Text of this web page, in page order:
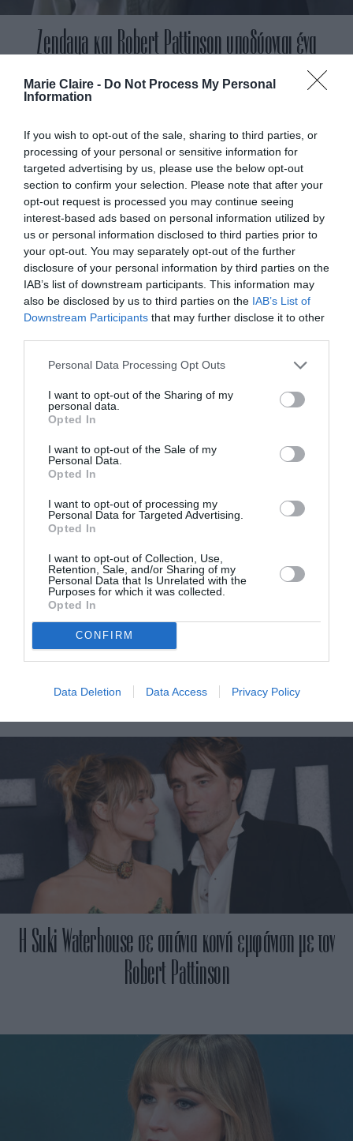
Marie Claire - Do Not Process My Personal
Information
If you wish to opt-out of the sale, sharing to third parties, or
processing of your personal or sensitive information for
targeted advertising by us, please use the below opt-out
section to confirm your selection. Please note that after your
opt-out request is processed you may continue seeing
interest-based ads based on personal information utilized by
us or personal information disclosed to third parties prior to
your opt-out. You may separately opt-out of the further
disclosure of your personal information by third parties on the
IAB’s list of downstream participants. This information may
also be disclosed by us to third parties on the IAB’s List of
Downstream Participants that may further disclose it to other
Personal Data Processing Opt Outs
I want to opt-out of the Sharing of my
personal data.
Opted In
I want to opt-out of the Sale of my
Personal Data.
Opted In
I want to opt-out of processing my
Personal Data for Targeted Advertising.
Opted In
I want to opt-out of Collection, Use,
Retention, Sale, and/or Sharing of my
Personal Data that Is Unrelated with the
Purposes for which it was collected.
Opted In
CONFIRM
Data Deletion Data Access Privacy Policy
Zendaya και Robert Pattinson υποδύονται ένα
αρραβωνιασμένο ζευγάρι του οποίου η σχέση
εκτροχιάζεται σε ένα νέο δράμα
ByMcteam
ADVERTISEMENT - CONTINUE READING BELOW
Jennifer Lawrence: Γιατί δεν ήθελε συντονιστή
οικειότητας στις ερωτικές σκηνές με τον Robert
Η Suki Waterhouse σε σπάνια κοινή εμφάνιση με τον
Robert Pattinson